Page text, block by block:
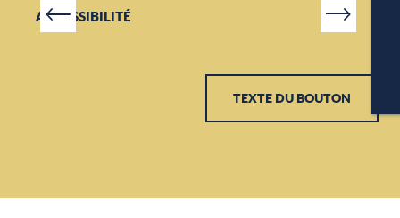
ACCESSIBILITÉ
TEXTE DU BOUTON